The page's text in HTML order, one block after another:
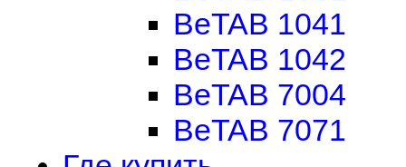
BeTAB 1041
BeTAB 1042
BeTAB 7004
BeTAB 7071